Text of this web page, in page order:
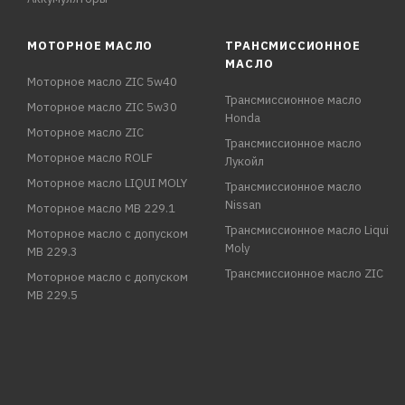
МОТОРНОЕ МАСЛО
Моторное масло ZIC 5w40
Моторное масло ZIC 5w30
Моторное масло ZIC
Моторное масло ROLF
Моторное масло LIQUI MOLY
Моторное масло MB 229.1
Моторное масло с допуском
MB 229.3
Моторное масло с допуском
MB 229.5
ТРАНСМИССИОННОЕ
МАСЛО
Трансмиссионное масло
Honda
Трансмиссионное масло
Лукойл
Трансмиссионное масло
Nissan
Трансмиссионное масло Liqui
Moly
Трансмиссионное масло ZIC